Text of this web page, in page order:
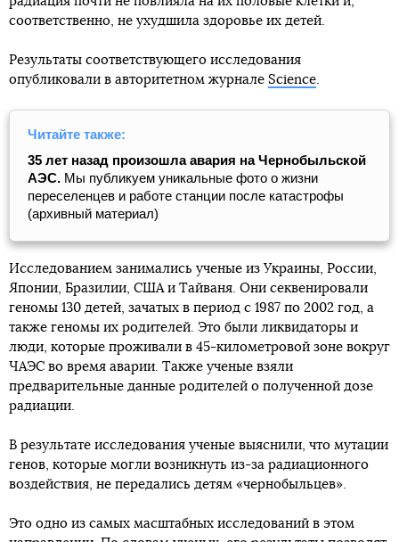
соответственно, не ухудшила здоровье их детей.
Результаты соответствующего исследования
опубликовали в авторитетном журнале Science
Читайте также:
35 лет назад произошла авария на Чернобыльской
АЭС. Мы публикуем уникальные фото о жизни
переселенцев и работе станции после катастрофы
(архивный материал)
Исследованием занимались ученые из Украины, России,
Японии, Бразилии, США и Тайваня. Они секвенировали
геномы 130 детей, зачатых в период с 1987 по 2002 год, а
также геномы их родителей. Это были ликвидаторы и
люди, которые проживали в 45-километровой зоне вокруг
ЧАЭС во время аварии. Также ученые взяли
предварительные данные родителей о полученной дозе
радиации.
В результате исследования ученые выяснили, что мутации
генов, которые могли возникнуть из-за радиационного
воздействия, не передались детям «чернобыльцев».
Это одно из самых масштабных исследований в этом